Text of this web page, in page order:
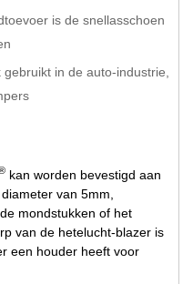
is de snellasschoen
in de auto-industrie,
kan worden bevestigd aan
van 5mm,
mondstukken of het
van de hetelucht-blazer is
een houder heeft voor